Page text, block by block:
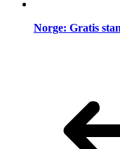
Norge: Gratis